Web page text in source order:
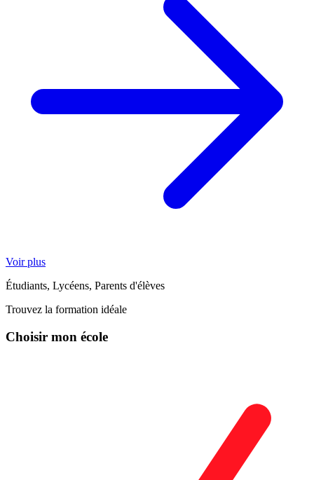
Voir plus
Étudiants, Lycéens, Parents d'élèves
Trouvez la formation idéale
Choisir mon école